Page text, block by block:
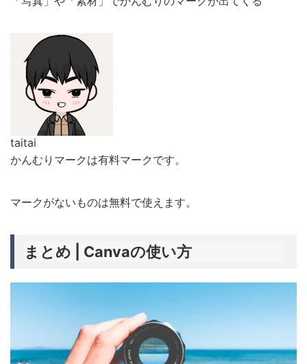
taitai
かんむりマークは有料マークです。
マークがないものは無料で使えます。
まとめ | Canvaの使い方